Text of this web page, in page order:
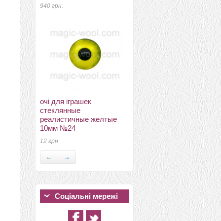
940 грн.
очі для іграшек
стеклянные
реалистичные желтые
10мм №24
12 грн.
пряжа Пастила светлый
гиацинт
180 грн.
← →
Соціальні мережі